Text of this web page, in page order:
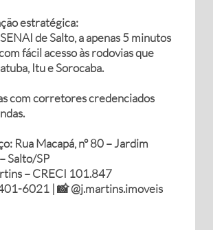
estratégica:
de Salto, a apenas 5 minutos
fácil acesso às rodovias que
Itu e Sorocaba.
com corretores credenciados
Rua Macapá, nº 80 – Jardim
Salto/SP
– CRECI 101.847
6021 | 📸 @j.martins.imoveis